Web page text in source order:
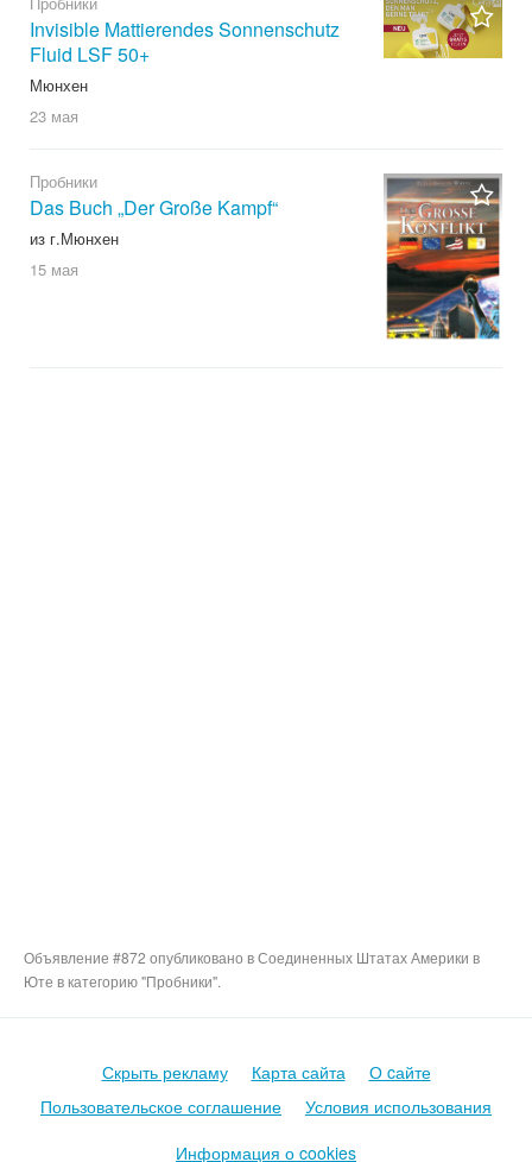
Invisible Mattierendes Sonnenschutz
Fluid LSF 50+
Мюнхен
23 мая
Пробники
Das Buch „Der Große Kampf“
из г.Мюнхен
15 мая
Объявление #872 опубликовано в Соединенных Штатах Америки в
Юте в категорию "Пробники".
Скрыть рекламу Карта сайта
О cайте
Пользовательское соглашение
Условия использования
Информация о cookies